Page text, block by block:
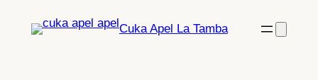
Cuka Apel La Tamba